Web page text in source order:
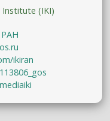
Institute (IKI)
РАН
ikiran